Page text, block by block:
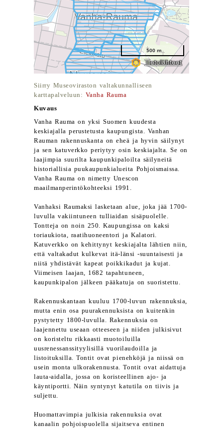
Siirry Museoviraston valtakunnalliseen
karttapalveluun: Vanha Rauma
Kuvaus
Vanha Rauma on yksi Suomen kuudesta
keskiajalla perustetusta kaupungista. Vanhan
Rauman rakennuskanta on eheä ja hyvin säilynyt
ja sen katuverkko periytyy osin keskiajalta. Se on
laajimpia suurilta kaupunkipaloilta säilyneitä
historiallisia puukaupunkialueita Pohjoismaissa.
Vanha Rauma on nimetty Unescon
maailmanperintökohteeksi 1991.
Vanhaksi Raumaksi lasketaan alue, joka jää 1700-
luvulla vakiintuneen tulliaidan sisäpuolelle.
Tontteja on noin 250. Kaupungissa on kaksi
toriaukiota, raatihuoneentori ja Kalatori.
Katuverkko on kehittynyt keskiajalta lähtien niin,
että valtakadut kulkevat itä-länsi -suuntaisesti ja
niitä yhdistävät kapeat poikkikadut ja kujat.
Viimeisen laajan, 1682 tapahtuneen,
kaupunkipalon jälkeen pääkatuja on suoristettu.
Rakennuskantaan kuuluu 1700-luvun rakennuksia,
mutta enin osa puurakennuksista on kuitenkin
pystytetty 1800-luvulla. Rakennuksia on
laajennettu useaan otteeseen ja niiden julkisivut
on koristeltu rikkaasti muotoiluilla
uusrenessanssityylisillä vuorilaudoilla ja
listoituksilla. Tontit ovat pienehköjä ja niissä on
usein monta ulkorakennusta. Tontit ovat aidattuja
lauta-aidalla, jossa on koristeellinen ajo- ja
käyntiportti. Näin syntynyt katutila on tiivis ja
suljettu.
Huomattavimpia julkisia rakennuksia ovat
kanaalin pohjoispuolella sijaitseva entinen